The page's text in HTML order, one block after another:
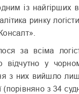
із найгірших
ринку
за всіма
відчутно у
з них вийшло
(порівняно з 34